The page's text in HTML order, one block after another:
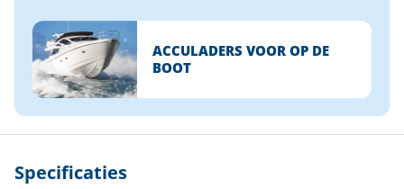
ACCULADERS VOOR OP DE
BOOT
Specificaties